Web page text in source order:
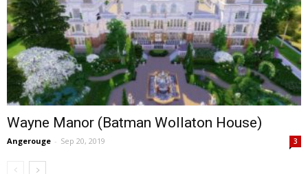
Wayne Manor (Batman Wollaton House)
Angerouge - Sep 20, 2019 3